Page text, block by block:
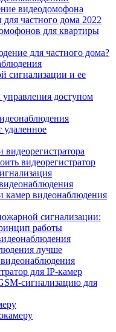
видеодомофона
частного дома 2022
для квартиры
для частного дома?
сигнализации и ее
доступом
удаленное
видеорегистратор
видеонаблюдения
сигнализации:
работы
лучше
для IP-камер
сигнализацию для